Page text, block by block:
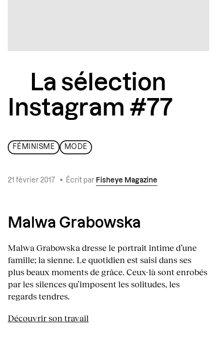
La sélection
Instagram #77
FÉMINISME MODE
21 février 2017 • Écrit par Fisheye Magazine
Malwa Grabowska
Malwa Grabowska dresse le portrait intime d’une
famille; la sienne. Le quotidien est saisi dans ses
plus beaux moments de grâce. Ceux-là sont enrobés
par les silences qu’imposent les solitudes, les
regards tendres.
Découvrir son travail